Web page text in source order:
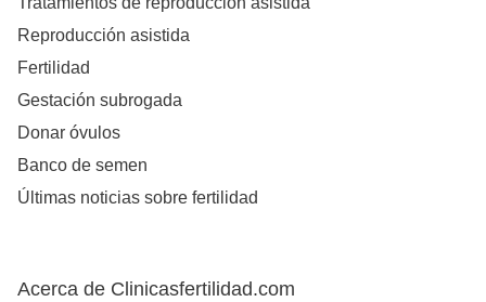
Reproducción asistida
Fertilidad
Gestación subrogada
Donar óvulos
Banco de semen
Últimas noticias sobre fertilidad
Acerca de Clinicasfertilidad.com